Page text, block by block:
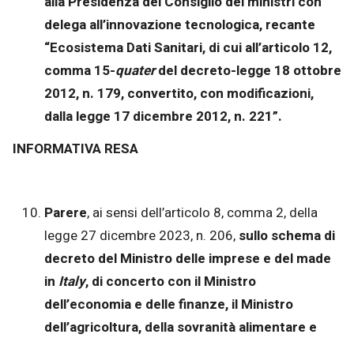
delega all’innovazione tecnologica, recante
“Ecosistema Dati Sanitari, di cui all’articolo 12,
comma 15-quaterdel decreto-legge 18 ottobre
2012, n. 179, convertito, con modificazioni,
dalla legge 17 dicembre 2012, n. 221”.
INFORMATIVA RESA
Parere, ai sensi dell’articolo 8, comma 2, della
legge 27 dicembre 2023, n. 206, sullo schema di
decreto del Ministro delle imprese e del made
in Italy, di concerto con il Ministro
dell’economia e delle finanze, il Ministro
dell’agricoltura, della sovranità alimentare e